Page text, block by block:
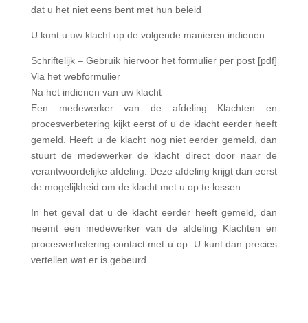
dat u het niet eens bent met hun beleid
U kunt u uw klacht op de volgende manieren indienen:
Schriftelijk – Gebruik hiervoor het formulier per post [pdf]
Via het webformulier
Na het indienen van uw klacht
Een medewerker van de afdeling Klachten en
procesverbetering kijkt eerst of u de klacht eerder heeft
gemeld. Heeft u de klacht nog niet eerder gemeld, dan
stuurt de medewerker de klacht direct door naar de
verantwoordelijke afdeling. Deze afdeling krijgt dan eerst
de mogelijkheid om de klacht met u op te lossen.
In het geval dat u de klacht eerder heeft gemeld, dan
neemt een medewerker van de afdeling Klachten en
procesverbetering contact met u op. U kunt dan precies
vertellen wat er is gebeurd.